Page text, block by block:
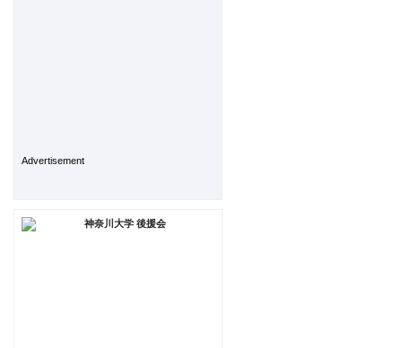
Advertisement